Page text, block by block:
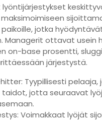
jotka
Managerit ottavat usein
on-base prosentti,
järjestystä.
Tyypillisesti pelaaja,
jotta seuraavat
Voimakkaat lyöjät